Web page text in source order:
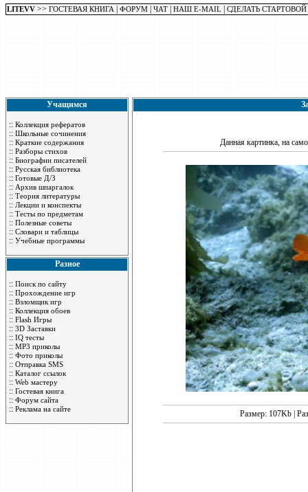
LITEVV >> ГОСТЕВАЯ КНИГА ФОРУМ ЧАТ НАШ E-MAIL СДЕЛАТЬ СТАРТОВОЙ
Учащимся
:: Коллекция рефератов
:: Школьные сочинения
:: Краткие содержания
:: Разборы стихов
:: Биографии писателей
:: Русская библиотека
:: Готовые Д/З
:: Архив шпаргалок
:: Теория литературы
:: Лекции и конспекты
:: Тесты по предметам
:: Полезные советы
:: Словари и таблицы
:: Учебные программы
Разное
:: Поиск по сайту
:: Прохождение игр
:: Взломщик игр
:: Коллекция обоев
:: Flash Игры
:: 3D Заставки
:: IQ тесты
:: MP3 приколы
:: Фото приколы
:: Отправка SMS
:: Каталог ссылок
:: Web мастеру
:: Гостевая книга
:: Форум сайта
:: Реклама на сайте
Данная картинка, на
Размер: 107Kb |